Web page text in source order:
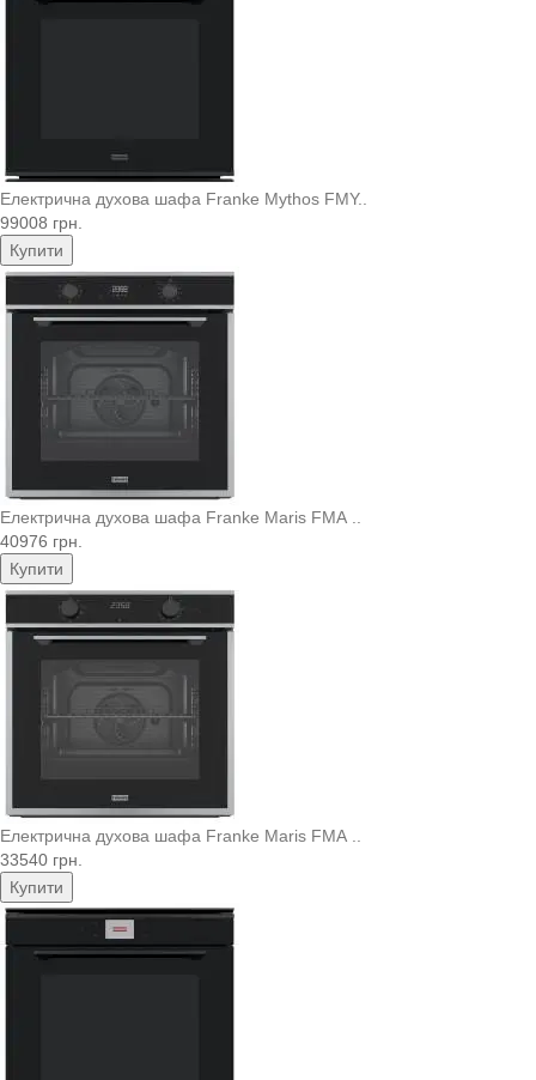
Електрична духова шафа Franke Mythos FMY..
99008 грн.
Купити
Електрична духова шафа Franke Maris FMA ..
40976 грн.
Купити
Електрична духова шафа Franke Maris FMA ..
33540 грн.
Купити